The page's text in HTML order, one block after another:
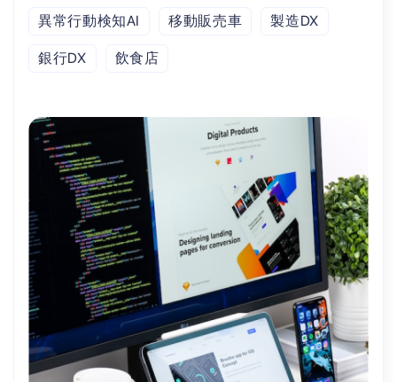
異常行動検知AI 移動販売車 製造DX
銀行DX 飲食店